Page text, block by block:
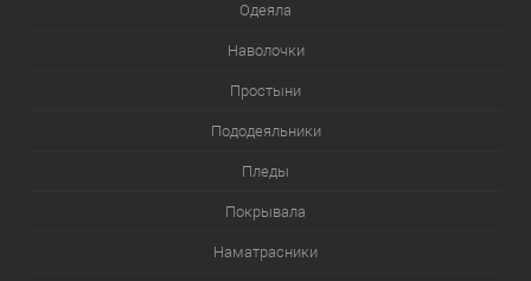
Одеяла
Наволочки
Простыни
Пододеяльники
Пледы
Покрывала
Наматрасники